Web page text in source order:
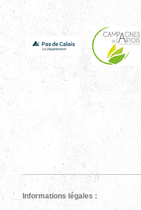
Informations légales :